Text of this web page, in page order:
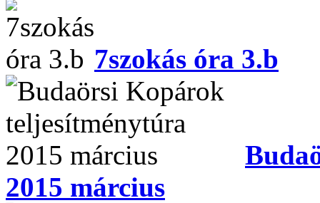
7szokás óra 3.b
2015 március